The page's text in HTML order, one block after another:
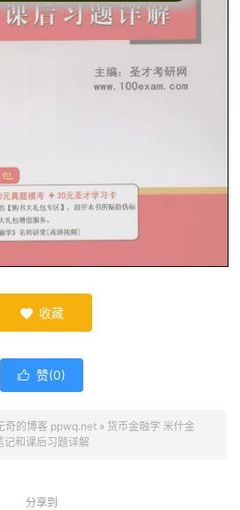
 收藏
 赞(0)
奇的博客 ppwq.net » 货币金融学 米什金
记和课后习题详解
分享到